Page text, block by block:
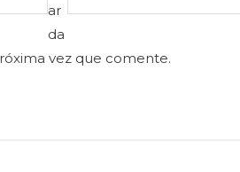
ar
da
vez que comente.